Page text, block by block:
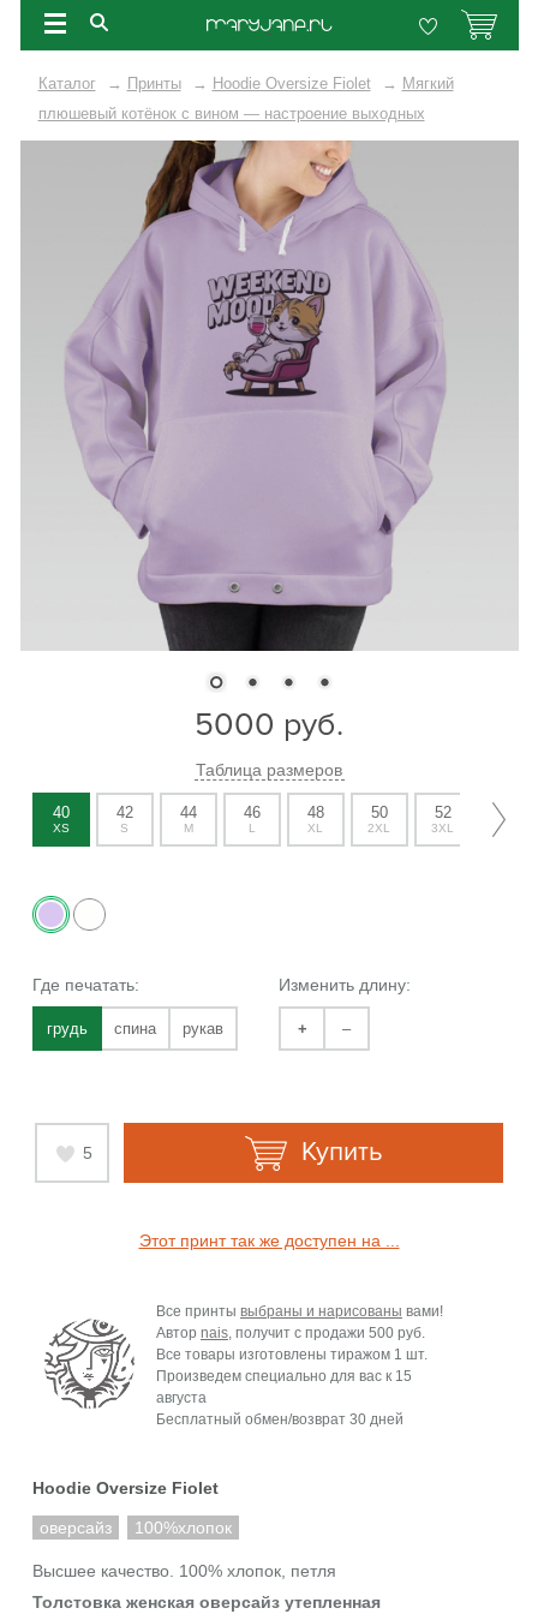
Каталог → Принты → Hoodie Oversize Fiolet → Мягкий
плюшевый котёнок с вином — настроение выходных
5000 руб.
Таблица размеров
40
XS
42
S
44
M
46
L
48
XL
50
2XL
52
3XL
54
4XL
Где печатать:
грудь спина рукав
Изменить длину:
+ –
5 Купить
Этот принт так же доступен на ...
Все принты выбраны и нарисованы вами!
Автор nais, получит с продажи 500 руб.
Все товары изготовлены тиражом 1 шт.
Произведем специально для вас к 15
августа
Бесплатный обмен/возврат 30 дней
Hoodie Oversize Fiolet
оверсайз 100%хлопок
Высшее качество. 100% хлопок, петля
Толстовка женская оверсайз утепленная